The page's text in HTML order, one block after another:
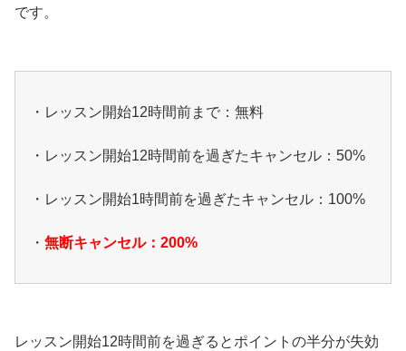
です。
・レッスン開始12時間前まで：無料
・レッスン開始12時間前を過ぎたキャンセル：50%
・レッスン開始1時間前を過ぎたキャンセル：100%
・ 無断キャンセル：200%
レッスン開始12時間前を過ぎるとポイントの半分が失効